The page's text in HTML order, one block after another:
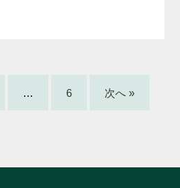
… 6 次へ »